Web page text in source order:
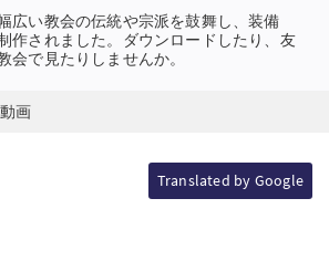
FR
広い教会の伝統や宗派を鼓舞し、装備
作されました。ダウンロードしたり、友
会で見たりしませんか。
動画
Translated by Google